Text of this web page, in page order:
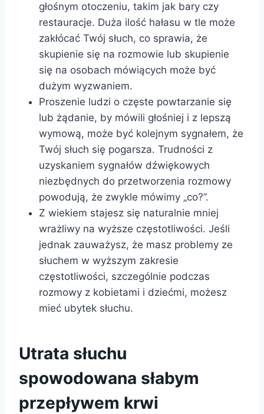
głośnym otoczeniu, takim jak bary czy
restauracje. Duża ilość hałasu w tle może
zakłócać Twój słuch, co sprawia, że
skupienie się na rozmowie lub skupienie
się na osobach mówiących może być
dużym wyzwaniem.
Proszenie ludzi o częste powtarzanie się
lub żądanie, by mówili głośniej i z lepszą
wymową, może być kolejnym sygnałem, że
Twój słuch się pogarsza. Trudności z
uzyskaniem sygnałów dźwiękowych
niezbędnych do przetworzenia rozmowy
powodują, że zwykle mówimy „co?”.
Z wiekiem stajesz się naturalnie mniej
wrażliwy na wyższe częstotliwości. Jeśli
jednak zauważysz, że masz problemy ze
słuchem w wyższym zakresie
częstotliwości, szczególnie podczas
rozmowy z kobietami i dziećmi, możesz
mieć ubytek słuchu.
Utrata słuchu
spowodowana słabym
przepływem krwi